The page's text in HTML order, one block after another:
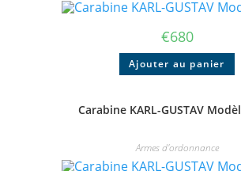
€680
Ajouter au panier
Carabine KARL-GUSTAV
Armes d'ordonnance